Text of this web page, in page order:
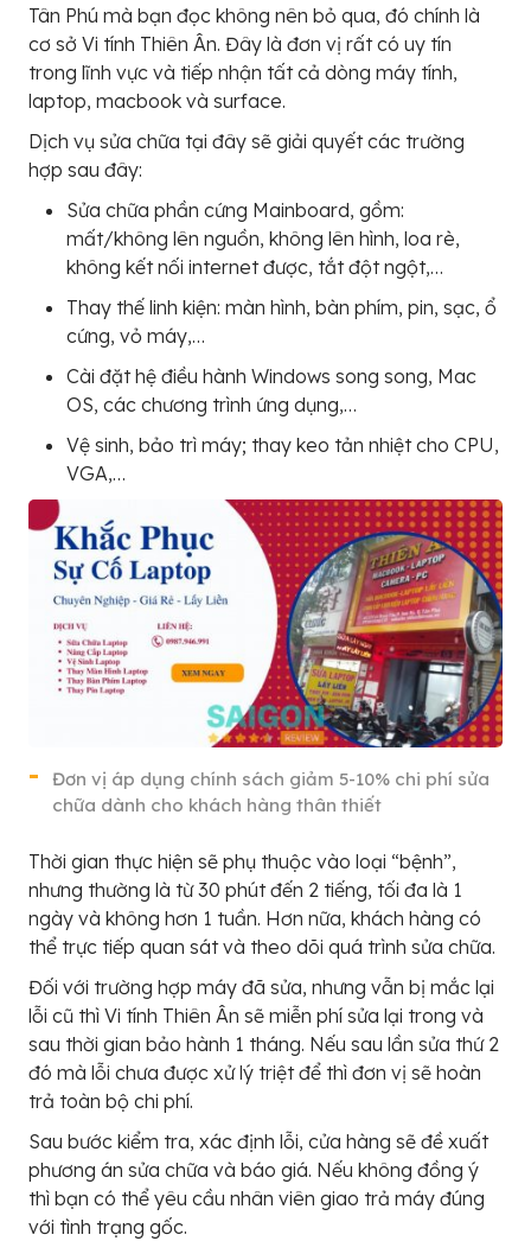
Tân Phú mà bạn đọc không nên bỏ qua, đó chính là
cơ sở Vi tính Thiên Ân. Đây là đơn vị rất có uy tín
trong lĩnh vực và tiếp nhận tất cả dòng máy tính,
laptop, macbook và surface.
Dịch vụ sửa chữa tại đây sẽ giải quyết các trường
hợp sau đây:
Sửa chữa phần cứng Mainboard, gồm:
mất/không lên nguồn, không lên hình, loa rè,
không kết nối internet được, tắt đột ngột,…
Thay thế linh kiện: màn hình, bàn phím, pin, sạc, ổ
cứng, vỏ máy,…
Cài đặt hệ điều hành Windows song song, Mac
OS, các chương trình ứng dụng,…
Vệ sinh, bảo trì máy; thay keo tản nhiệt cho CPU,
VGA,…
Đơn vị áp dụng chính sách giảm 5-10% chi phí sửa
chữa dành cho khách hàng thân thiết
Thời gian thực hiện sẽ phụ thuộc vào loại “bệnh”,
nhưng thường là từ 30 phút đến 2 tiếng, tối đa là 1
ngày và không hơn 1 tuần. Hơn nữa, khách hàng có
thể trực tiếp quan sát và theo dõi quá trình sửa chữa.
Đối với trường hợp máy đã sửa, nhưng vẫn bị mắc lại
lỗi cũ thì Vi tính Thiên Ân sẽ miễn phí sửa lại trong và
sau thời gian bảo hành 1 tháng. Nếu sau lần sửa thứ 2
đó mà lỗi chưa được xử lý triệt để thì đơn vị sẽ hoàn
trả toàn bộ chi phí.
Sau bước kiểm tra, xác định lỗi, cửa hàng sẽ đề xuất
phương án sửa chữa và báo giá. Nếu không đồng ý
thì bạn có thể yêu cầu nhân viên giao trả máy đúng
với tình trạng gốc.